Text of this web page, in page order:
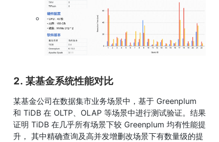
2. 某基金系统性能对比
某基金公司在数据集市业务场景中，基于 Greenplum
和 TiDB 在 OLTP、OLAP 等场景中进行测试验证。结果
证明 TiDB 在几乎所有场景下较 Greenplum 均有性能提
升， 其中精确查询及高并发增删改场景下有数量级的提